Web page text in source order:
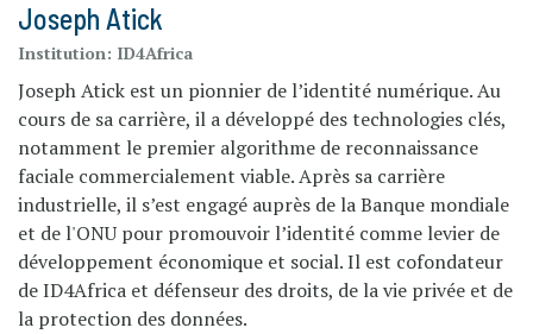
Joseph Atick
Institution: ID4Africa
Joseph Atick est un pionnier de l’identité numérique. Au
cours de sa carrière, il a développé des technologies clés,
notamment le premier algorithme de reconnaissance
faciale commercialement viable. Après sa carrière
industrielle, il s’est engagé auprès de laBanque mondiale
et de l'ONU pour promouvoir l’identité comme levier de
développement économique et social. Il est cofondateur
deID4Africa et défenseur des droits, de la vie privée et de
la protection des données.